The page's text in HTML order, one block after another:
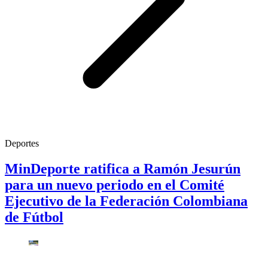
Deportes
MinDeporte ratifica a Ramón Jesurún
para un nuevo periodo en el Comité
Ejecutivo de la Federación Colombiana
de Fútbol